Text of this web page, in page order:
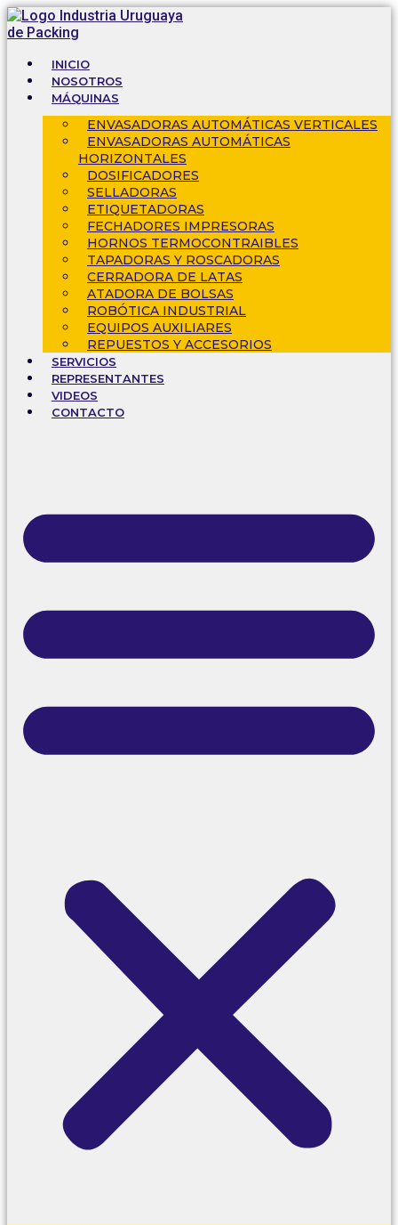
Ir
al
INICIO
NOSOTROS
MÁQUINAS
ENVASADORAS AUTOMÁTICAS VERTICALES
ENVASADORAS AUTOMÁTICAS
HORIZONTALES
DOSIFICADORES
SELLADORAS
ETIQUETADORAS
FECHADORES IMPRESORAS
HORNOS TERMOCONTRAIBLES
TAPADORAS Y ROSCADORAS
CERRADORA DE LATAS
ATADORA DE BOLSAS
ROBÓTICA INDUSTRIAL
EQUIPOS AUXILIARES
REPUESTOS Y ACCESORIOS
SERVICIOS
REPRESENTANTES
VIDEOS
CONTACTO